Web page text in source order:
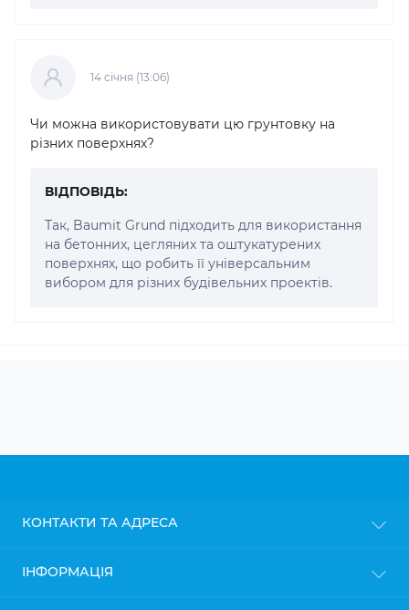
14 cічня (13:06)
Чи можна використовувати цю грунтовку на
різних поверхнях?
ВІДПОВІДЬ:
Так, Baumit Grund підходить для використання
на бетонних, цегляних та оштукатурених
поверхнях, що робить її універсальним
вибором для різних будівельних проектів.
КОНТАКТИ ТА АДРЕСА
ІНФОРМАЦІЯ